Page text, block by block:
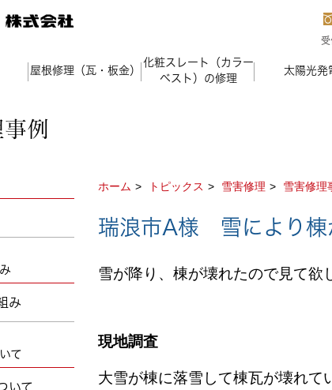
屋根修理（瓦・板金）
化粧スレート（カラー
ベスト）の修理
太陽光発
例
ホーム トピックス 雪害修理 雪害修理
瑞浪市A様 雪により棟
雪が降り、棟が壊れたので見て欲
現地調査
大雪が棟に落雪して棟瓦が壊れて
み
て
いて